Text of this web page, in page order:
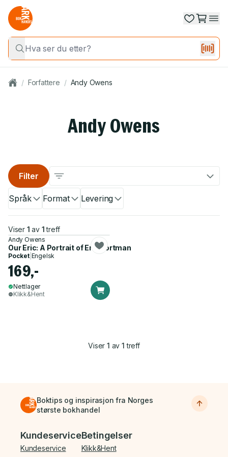
/ Forfattere / Andy Owens
Andy Owens
Språk Format Levering
Filter
Viser 1 av 1 treff
Andy Owens
Our Eric: A Portrait of Eric Portman
Pocket| Engelsk
169,-
Nettlager
Klikk&Hent
Viser1 av 1 treff
Boktips og inspirasjon fra Norges
største bokhandel
Bunnmeny
Kundeservice
Kundeservice
Betingelser
Klikk&Hent